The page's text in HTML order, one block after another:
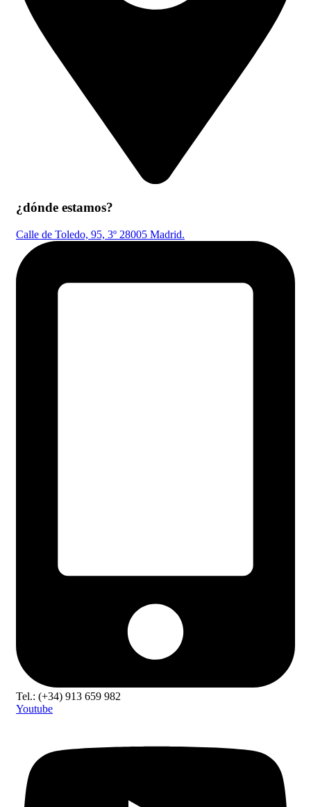
¿dónde estamos?
Calle de Toledo, 95, 3º 28005 Madrid.
Tel.: (+34) 913 659 982
Youtube